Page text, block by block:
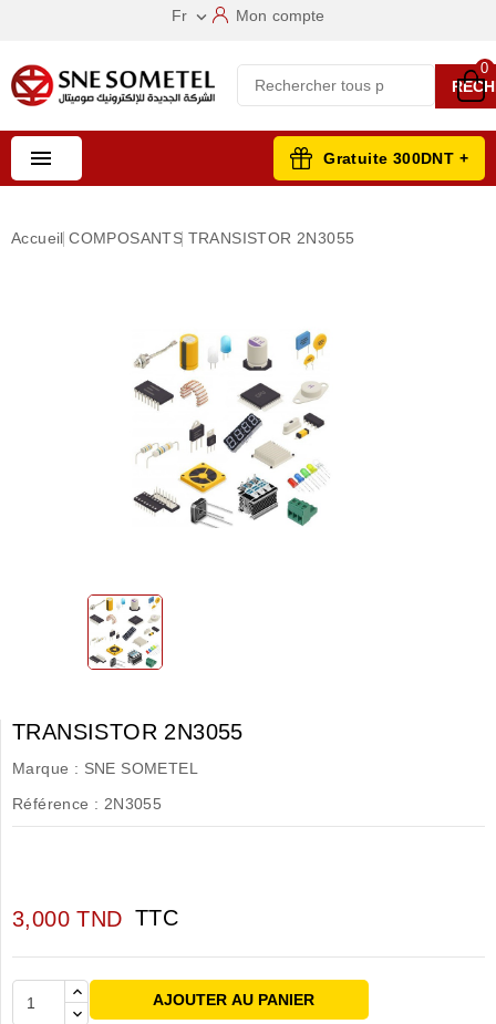
Fr  Mon compte
0
 Gratuite 300DNT +
Accueil COMPOSANTS TRANSISTOR 2N3055
TRANSISTOR 2N3055
Marque : SNE SOMETEL
Référence : 2N3055
3,000 TND TTC
AJOUTER AU PANIER